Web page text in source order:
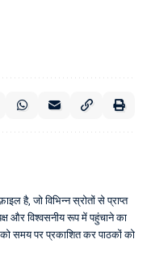
है, जो विभिन्न स्रोतों से प्राप्त
और विश्वसनीय रूप में पहुंचाने का
को समय पर प्रकाशित कर पाठकों को